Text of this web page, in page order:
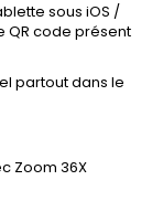
sous iOS /
QR code présent
partout dans le
Zoom 36X